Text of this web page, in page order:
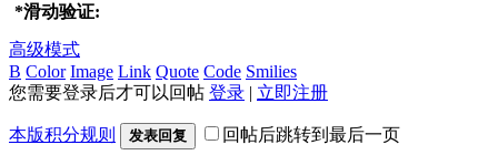
*滑动验证:
高级模式
B Color Image Link Quote Code Smilies
您需要登录后才可以回帖 登录 | 立即注册
本版积分规则 发表回复 回帖后跳转到最后一页